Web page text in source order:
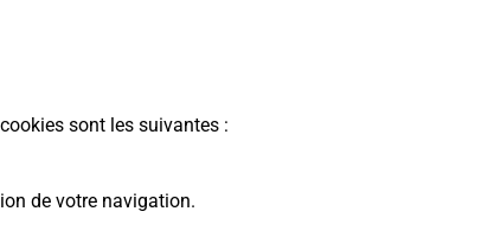
sont les suivantes :
de votre navigation.